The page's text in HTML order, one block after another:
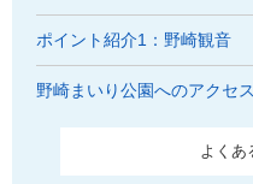
ポイント紹介1：野崎観音
野崎まいり公園へのアクセス
よくあ